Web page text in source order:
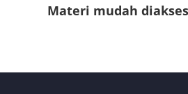
Materi mudah